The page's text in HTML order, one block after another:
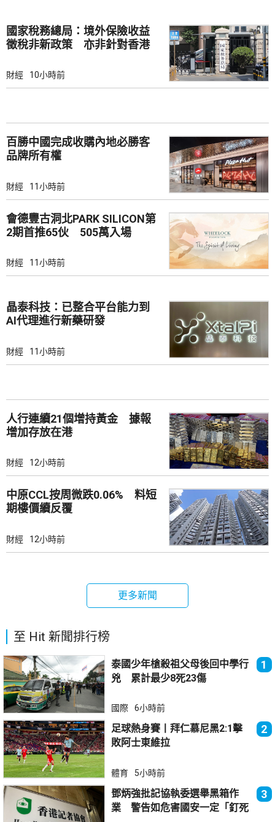
國家稅務總局：境外保險收益
徵稅非新政策 亦非針對香港
財經 10小時前
百勝中國完成收購內地必勝客
品牌所有權
財經 11小時前
會德豐古洞北PARK SILICON第
2期首推65伙 505萬入場
財經 11小時前
晶泰科技：已整合平台能力到
AI代理進行新藥研發
財經 11小時前
人行連續21個增持黃金 據報
增加存放在港
財經 12小時前
中原CCL按周微跌0.06% 料短
期樓價續反覆
財經 12小時前
更多新聞
至 Hit 新聞排行榜
泰國少年槍殺祖父母後回中學行
兇 累計最少8死23傷
1
國際 6小時前
足球熱身賽丨拜仁慕尼黑2:1擊
敗阿士東維拉
2
體育 5小時前
鄧炳強批記協執委選舉黑箱作
業 警告如危害國安一定「釘死
3